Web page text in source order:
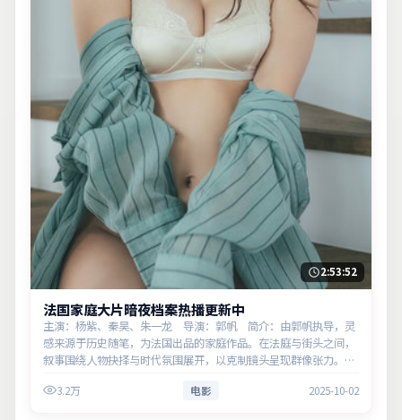
2:53:52
法国家庭大片暗夜档案热播更新中
主演：杨紫、秦昊、朱一龙 导演：郭帆 简介：由郭帆执导，灵
感来源于历史随笔，为法国出品的家庭作品。在法庭与街头之间，
叙事围绕人物抉择与时代氛围展开，以克制镜头呈现群像张力。主
3.2万 电影 2025-10-02